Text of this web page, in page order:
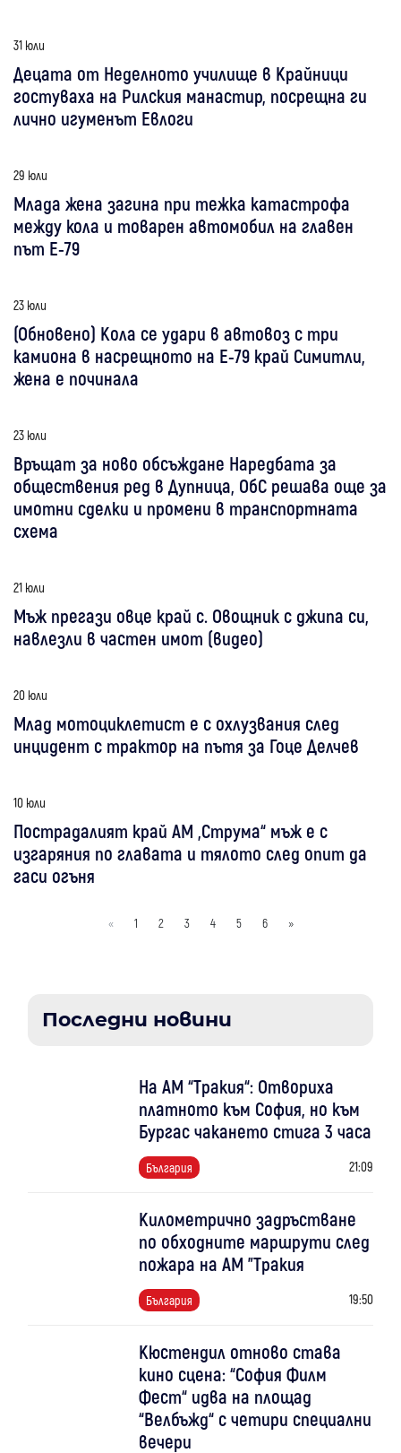
31 юли
Децата от Неделното училище в Крайници
гостуваха на Рилския манастир, посрещна ги
лично игуменът Евлоги
29 юли
Млада жена загина при тежка катастрофа
между кола и товарен автомобил на главен
път Е-79
23 юли
(Обновено) Кола се удари в автовоз с три
камиона в насрещното на Е-79 край Симитли,
жена е починала
23 юли
Връщат за ново обсъждане Наредбата за
обществения ред в Дупница, ОбС решава още за
имотни сделки и промени в транспортната
схема
21 юли
Мъж прегази овце край с. Овощник с джипа си,
навлезли в частен имот (видео)
20 юли
Млад мотоциклетист е с охлузвания след
инцидент с трактор на пътя за Гоце Делчев
10 юли
Пострадалият край АМ „Струма“ мъж е с
изгаряния по главата и тялото след опит да
гаси огъня
« 1 2 3 4 5 6 »
Последни новини
На АМ “Тракия“: Отвориха
платното към София, но към
Бургас чакането стига 3 часа
България 21:09
Километрично задръстване
по обходните маршрути след
пожара на АМ "Тракия
България 19:50
Кюстендил отново става
кино сцена: “София Филм
Фест“ идва на площад
“Велбъжд“ с четири специални
вечери